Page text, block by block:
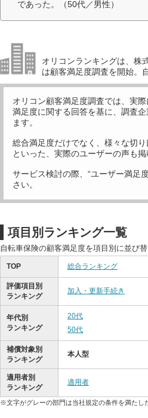
であった。（50代／男性）
オリコンランキングは、株
は顧客満足度調査を開始。
オリコン顧客満足度調査では、実
満足度に関する回答を基に、調査企
ます。
総合満足度だけでなく、様々な切り
といった、実際のユーザーの声も掲
サービス検討の際、“ユーザー満足
さい。
項目別ランキング一覧
自転車保険の顧客満足度を項目別に並び
TOP 総合ランキング
評価項目別
ランキング
加入・更新手続き
年代別
ランキング
20代
50代
補償対象別
ランキング
本人型
適用者別
ランキング
適用者
※文字がグレーの部門は当社規定の条件を満たし